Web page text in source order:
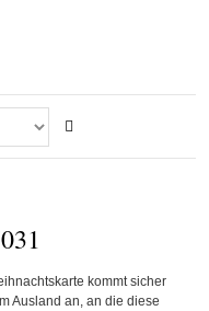
kommt sicher
Ausland an, an die diese